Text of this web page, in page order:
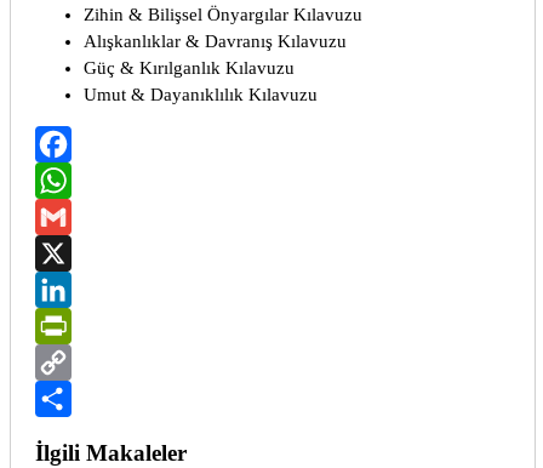
Zihin & Bilişsel Önyargılar Kılavuzu
Alışkanlıklar & Davranış Kılavuzu
Güç & Kırılganlık Kılavuzu
Umut & Dayanıklılık Kılavuzu
Facebook
WhatsApp
Gmail
X
LinkedIn
PrintFriendly
Copy
Link
Share
İlgili Makaleler